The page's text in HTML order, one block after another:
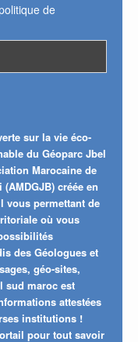
de
sur la vie éco-
du Géoparc Jbel
Marocaine de
créée en
vous permettant de
où vous
des Géologues et
géo-sites,
sud maroc est
attestées
institutions !
pour tout savoir